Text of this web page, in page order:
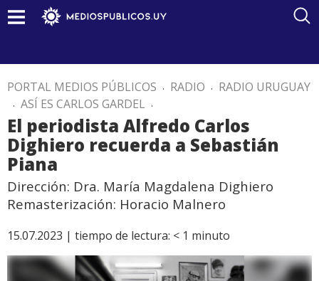
PORTAL MEDIOS PÚBLICOS . RADIO . RADIO URUGUAY
. ASÍ ES CARLOS GARDEL .
El periodista Alfredo Carlos
Dighiero recuerda a Sebastián
Piana
Dirección: Dra. María Magdalena Dighiero
Remasterización: Horacio Malnero
15.07.2023 | tiempo de lectura: < 1 minuto